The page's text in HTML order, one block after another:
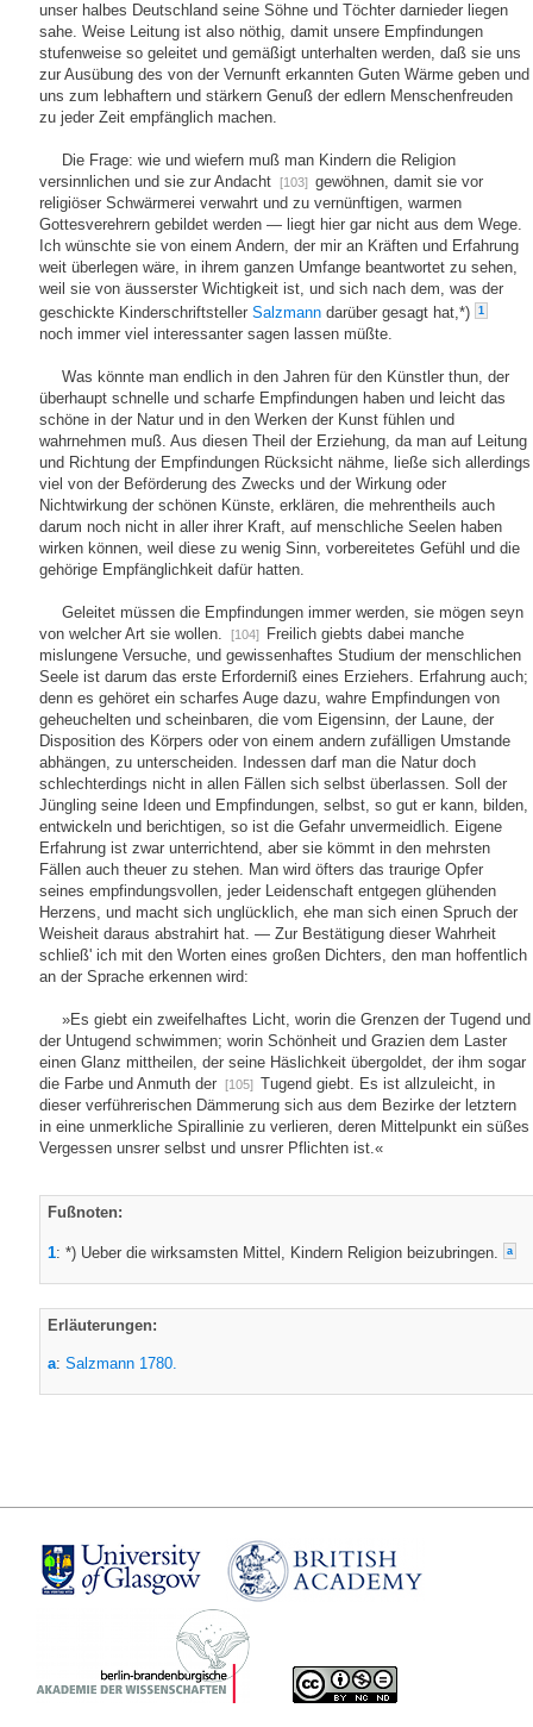
unser halbes Deutschland seine Söhne und Töchter darnieder liegen
sahe. Weise Leitung ist also nöthig, damit unsere Empfindungen
stufenweise so geleitet und gemäßigt unterhalten werden, daß sie uns
zur Ausübung des von der Vernunft erkannten Guten Wärme geben und
uns zum lebhaftern und stärkern Genuß der edlern Menschenfreuden
zu jeder Zeit empfänglich machen.
Die Frage: wie und wiefern muß man Kindern die Religion
versinnlichen und sie zur Andacht
[103] gewöhnen, damit sie vor
religiöser Schwärmerei verwahrt und zu vernünftigen, warmen
Gottesverehrern gebildet werden — liegt hier gar nicht aus dem Wege.
Ich wünschte sie von einem Andern, der mir an Kräften und Erfahrung
weit überlegen wäre, in ihrem ganzen Umfange beantwortet zu sehen,
weil sie von äusserster Wichtigkeit ist, und sich nach dem, was der
geschickte Kinderschriftsteller Salzmann darüber gesagt hat,*) 1
noch immer viel interessanter sagen lassen müßte.
Was könnte man endlich in den Jahren für den Künstler thun, der
überhaupt schnelle und scharfe Empfindungen haben und leicht das
schöne in der Natur und in den Werken der Kunst fühlen und
wahrnehmen muß. Aus diesen Theil der Erziehung, da man auf Leitung
und Richtung der Empfindungen Rücksicht nähme, ließe sich allerdings
viel von der Beförderung des Zwecks und der Wirkung oder
Nichtwirkung der schönen Künste, erklären, die mehrentheils auch
darum noch nicht in aller ihrer Kraft, auf menschliche Seelen haben
wirken können, weil diese zu wenig Sinn, vorbereitetes Gefühl und die
gehörige Empfänglichkeit dafür hatten.
Geleitet müssen die Empfindungen immer werden, sie mögen seyn
von welcher Art sie wollen.
[104]
Freilich giebts dabei manche
mislungene Versuche, und gewissenhaftes Studium der menschlichen
Seele ist darum das erste Erforderniß eines Erziehers. Erfahrung auch;
denn es gehöret ein scharfes Auge dazu, wahre Empfindungen von
geheuchelten und scheinbaren, die vom Eigensinn, der Laune, der
Disposition des Körpers oder von einem andern zufälligen Umstande
abhängen, zu unterscheiden. Indessen darf man die Natur doch
schlechterdings nicht in allen Fällen sich selbst überlassen. Soll der
Jüngling seine Ideen und Empfindungen, selbst, so gut er kann, bilden,
entwickeln und berichtigen, so ist die Gefahr unvermeidlich. Eigene
Erfahrung ist zwar unterrichtend, aber sie kömmt in den mehrsten
Fällen auch theuer zu stehen. Man wird öfters das traurige Opfer
seines empfindungsvollen, jeder Leidenschaft entgegen glühenden
Herzens, und macht sich unglücklich, ehe man sich einen Spruch der
Weisheit daraus abstrahirt hat. — Zur Bestätigung dieser Wahrheit
schließ' ich mit den Worten eines großen Dichters, den man hoffentlich
an der Sprache erkennen wird:
»Es giebt ein zweifelhaftes Licht, worin die Grenzen der Tugend und
der Untugend schwimmen; worin Schönheit und Grazien dem Laster
einen Glanz mittheilen, der seine Häslichkeit übergoldet, der ihm sogar
die Farbe und Anmuth der
[105] Tugend giebt. Es ist allzuleicht, in
dieser verführerischen Dämmerung sich aus dem Bezirke der letztern
in eine unmerkliche Spirallinie zu verlieren, deren Mittelpunkt ein süßes
Vergessen unsrer selbst und unsrer Pflichten ist.«
Fußnoten:
1: *) Ueber die wirksamsten Mittel, Kindern Religion beizubringen. a
Erläuterungen:
a: Salzmann 1780.